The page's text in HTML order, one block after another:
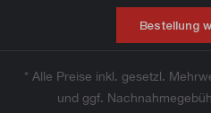
Bestellung
* Alle Preise inkl. gesetzl.
und ggf.